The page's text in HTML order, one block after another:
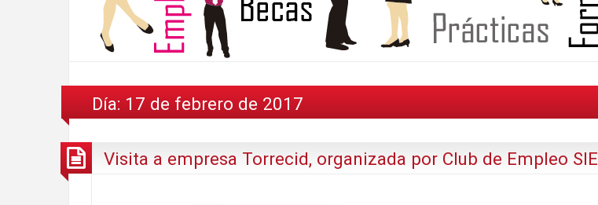
Día: 17 de febrero de 2017
Visita a empresa Torrecid, organizada por Club de Empleo SIE